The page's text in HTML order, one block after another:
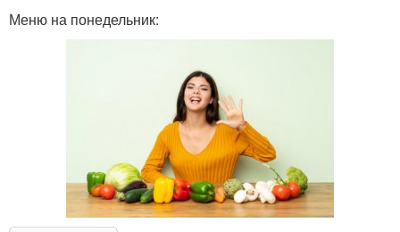
Меню на понедельник: